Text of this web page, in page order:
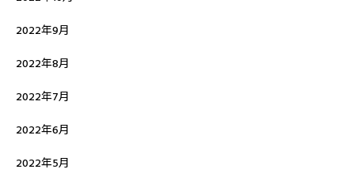
2022年9月
2022年8月
2022年7月
2022年6月
2022年5月